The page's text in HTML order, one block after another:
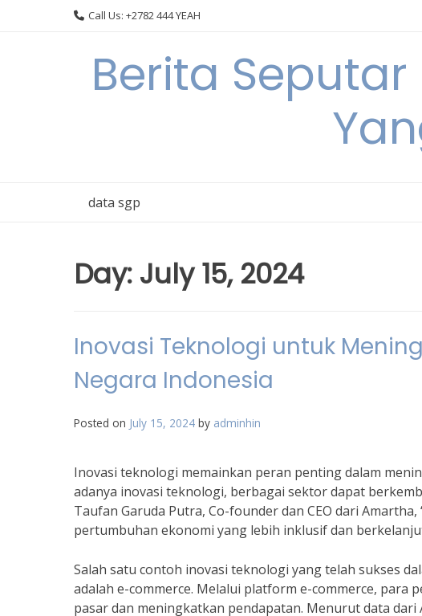
Call Us: +2782 444 YEAH
Berita
data sgp
Day: July 15, 2024
Inovasi Teknologi untuk
Negara Indonesia
Posted on July 15, 2024 by adminhin
Inovasi teknologi memainkan peran penting dalam
adanya inovasi teknologi, berbagai sektor dapat
Taufan Garuda Putra, Co-founder dan CEO dari
pertumbuhan ekonomi yang lebih inklusif dan
Salah satu contoh inovasi teknologi yang telah sukses
adalah e-commerce. Melalui platform e-commerce, para
pasar dan meningkatkan pendapatan. Menurut data dari